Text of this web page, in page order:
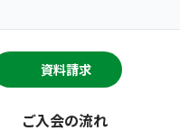
資料請求
ご入会の流れ